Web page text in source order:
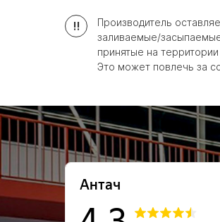
!!
Производитель
заливаемые/
принятые на
Это может повлечь за